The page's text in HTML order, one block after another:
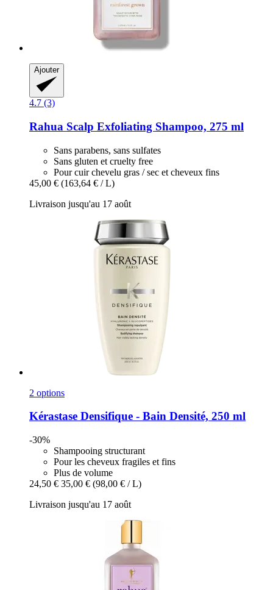
Ajouter
4.7 (3)
Rahua Scalp Exfoliating Shampoo, 275 ml
Sans parabens, sans sulfates
Sans gluten et cruelty free
Pour cuir chevelu gras / sec et cheveux fins
45,00 € (163,64 € / L)
Livraison jusqu'au 17 août
2 options
Kérastase Densifique -​ Bain Densité, 250 ml
-30%
Shampooing structurant
Pour les cheveux fragiles et fins
Plus de volume
24,50 € 35,00 € (98,00 € / L)
Livraison jusqu'au 17 août